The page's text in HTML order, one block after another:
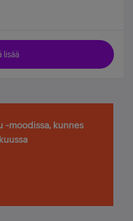
lisää
-moodissa, kunnes